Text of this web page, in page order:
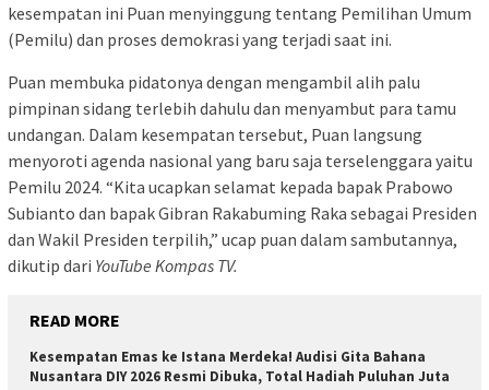
kesempatan ini Puan menyinggung tentang Pemilihan Umum
(Pemilu) dan proses demokrasi yang terjadi saat ini.
Puan membuka pidatonya dengan mengambil alih palu
pimpinan sidang terlebih dahulu dan menyambut para tamu
undangan. Dalam kesempatan tersebut, Puan langsung
menyoroti agenda nasional yang baru saja terselenggara yaitu
Pemilu 2024. “Kita ucapkan selamat kepada bapak Prabowo
Subianto dan bapak Gibran Rakabuming Raka sebagai Presiden
dan Wakil Presiden terpilih,” ucap puan dalam sambutannya,
dikutip dari YouTube Kompas TV.
READ MORE
Kesempatan Emas ke Istana Merdeka! Audisi Gita Bahana
Nusantara DIY 2026 Resmi Dibuka, Total Hadiah Puluhan Juta